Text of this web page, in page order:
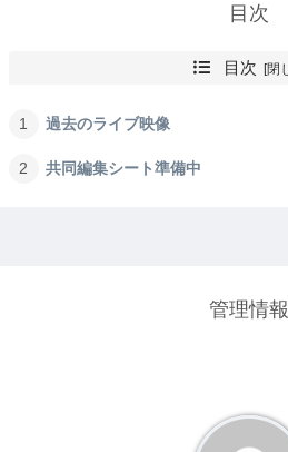
目次
目次
過去のライブ映像
共同編集シート準備中
管理情報